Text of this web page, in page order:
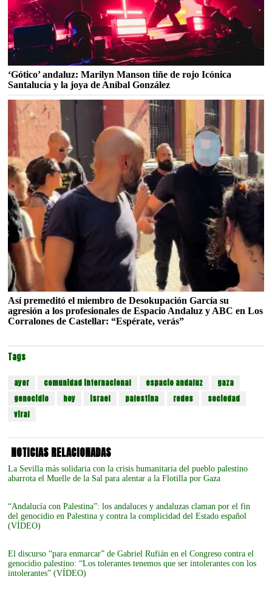
‘Gótico’ andaluz: Marilyn Manson tiñe de rojo Icónica
Santalucía y la joya de Aníbal González
Así premeditó el miembro de Desokupación García su
agresión a los profesionales de Espacio Andaluz y ABC en Los
Corralones de Castellar: “Espérate, verás”
Tags
ayer comunidad internacional espacio andaluz
gaza
genocidio
hoy israel palestina redes
sociedad
viral
NOTICIAS RELACIONADAS
La Sevilla más solidaria con la crisis humanitaria del pueblo palestino
abarrota el Muelle de la Sal para alentar a la Flotilla por Gaza
“Andalucía con Palestina”: los andaluces y andaluzas claman por el fin
del genocidio en Palestina y contra la complicidad del Estado español
(VÍDEO)
El discurso “para enmarcar” de Gabriel Rufián en el Congreso contra el
genocidio palestino: “Los tolerantes tenemos que ser intolerantes con los
intolerantes” (VÍDEO)